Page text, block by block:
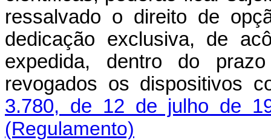
ressalvado o direito de
dedicação exclusiva, de
expedida, dentro do
revogados os dispositivos
3.780, de 12 de julho de
(Regulamento)